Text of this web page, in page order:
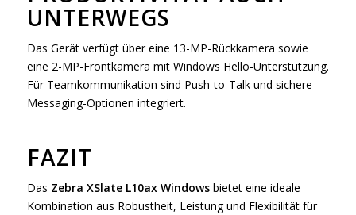
UNTERWEGS
Das Gerät verfügt über eine 13-MP-Rückkamera sowie
eine 2-MP-Frontkamera mit Windows Hello-Unterstützung.
Für Teamkommunikation sind Push-to-Talk und sichere
Messaging-Optionen integriert.
FAZIT
Das Zebra XSlate L10ax Windowsbietet eine ideale
Kombination aus Robustheit, Leistung und Flexibilität für